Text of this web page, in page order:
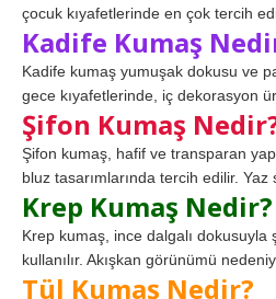
çocuk kıyafetlerinde en çok tercih
Kadife Kumaş
Kadife kumaş yumuşak dokusu ve
gece kıyafetlerinde, iç dekorasyon
Şifon Kumaş
Şifon kumaş, hafif ve transparan
bluz tasarımlarında tercih edilir.
Krep Kumaş Nedir?
Krep kumaş, ince dalgalı dokusuyla
kullanılır. Akışkan görünümü
Tül Kumaş Nedir?